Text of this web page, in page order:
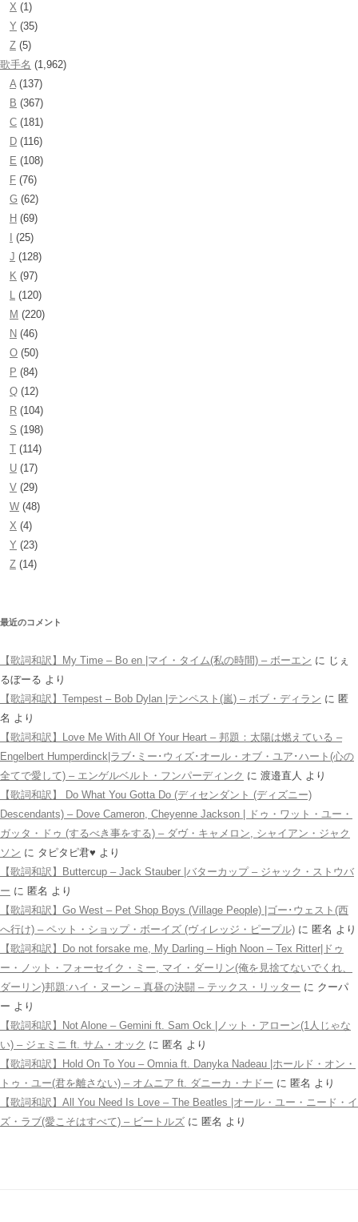
X (1)
Y (35)
Z (5)
歌手名 (1,962)
A(137)
B (367)
C (181)
D (116)
E (108)
F (76)
G (62)
H (69)
(25)
J (128)
K (97)
L (120)
M (220)
N (46)
O (50)
P (84)
Q (12)
R (104)
S (198)
T (114)
U (17)
V (29)
W (48)
X (4)
Y (23)
Z (14)
最近のコメント
【歌詞和訳】My Time – Bo en |マイ・タイム(私の時間) – ボーエン に じぇ
るぼーる より
【歌詞和訳】Tempest – Bob Dylan |テンペスト(嵐) – ボブ・ディラン に 匿
名 より
【歌詞和訳】Love Me With All Of Your Heart – 邦題：太陽は燃えている –
Engelbert Humperdinck|ラブ･ミー･ウィズ･オール・オブ・ユア･ハート(心の
全てで愛して) – エンゲルベルト・フンパーディンク に 渡邉直人 より
【歌詞和訳】 Do What You Gotta Do (ディセンダント (ディズニー)
Descendants) – Dove Cameron, Cheyenne Jackson | ドゥ・ワット・ユー・
ガッタ・ドゥ (するべき事をする) – ダヴ・キャメロン, シャイアン・ジャク
ソン に タピタピ君♥️ より
【歌詞和訳】Buttercup – Jack Stauber |バターカップ – ジャック・ストウバ
ー に 匿名 より
【歌詞和訳】Go West – Pet Shop Boys (Village People) |ゴー･ウェスト(西
へ行け) – ペット・ショップ・ボーイズ (ヴィレッジ・ピープル) に 匿名 より
【歌詞和訳】Do not forsake me, My Darling – High Noon – Tex Ritter|ドゥ
ー・ノット・フォーセイク・ミー, マイ・ダーリン(俺を見捨てないでくれ、
ダーリン)邦題:ハイ・ヌーン – 真昼の決闘 – テックス・リッター に クーパ
ー より
【歌詞和訳】Not Alone – Gemini ft. Sam Ock |ノット・アローン(1人じゃな
い) – ジェミニ ft. サム・オック に 匿名 より
【歌詞和訳】Hold On To You – Omnia ft. Danyka Nadeau |ホールド・オン・
トゥ・ユー(君を離さない) – オムニア ft. ダニーカ・ナドー に 匿名 より
【歌詞和訳】All You Need Is Love – The Beatles |オール・ユー・ニード・イ
ズ・ラブ(愛こそはすべて) – ビートルズ に 匿名 より